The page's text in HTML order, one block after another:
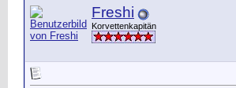
Freshi
Korvettenkapitän